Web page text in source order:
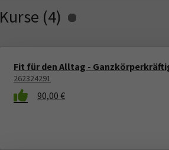
Kurse (4) Loading...
Fit für den Alltag -
262324291
90,00 €